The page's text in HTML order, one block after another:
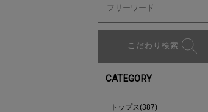
こだわり検索
CATEGORY
トップス(387)